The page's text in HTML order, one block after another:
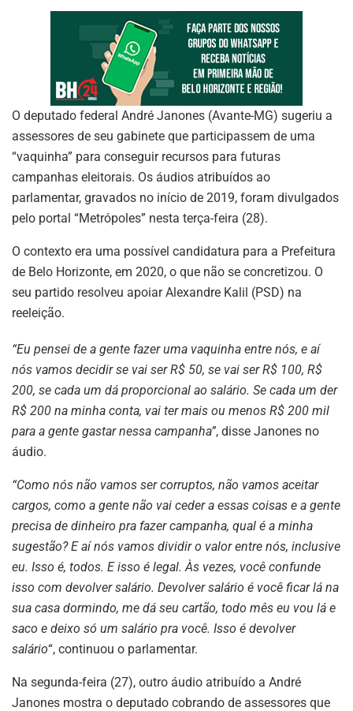
O deputado federal André Janones (Avante-MG) sugeriu a
assessores de seu gabinete que participassem de uma
“vaquinha” para conseguir recursos para futuras
campanhas eleitorais. Os áudios atribuídos ao
parlamentar, gravados no início de 2019, foram divulgados
pelo portal “Metrópoles” nesta terça-feira (28).
O contexto era uma possível candidatura para a Prefeitura
de Belo Horizonte, em 2020, o que não se concretizou. O
seu partido resolveu apoiar Alexandre Kalil (PSD) na
reeleição.
“Eu pensei de a gente fazer uma vaquinha entre nós, e aí
nós vamos decidir se vai ser R$ 50, se vai ser R$ 100, R$
200, se cada um dá proporcional ao salário. Se cada um der
R$ 200 na minha conta, vai ter mais ou menos R$ 200 mil
para a gente gastar nessa campanha”, disse Janones no
áudio.
“Como nós não vamos ser corruptos, não vamos aceitar
cargos, como a gente não vai ceder a essas coisas e a gente
precisa de dinheiro pra fazer campanha, qual é a minha
sugestão? E aí nós vamos dividir o valor entre nós, inclusive
eu. Isso é, todos. E isso é legal. Às vezes, você confunde
isso com devolver salário. Devolver salário é você ficar lá na
sua casa dormindo, me dá seu cartão, todo mês eu vou lá e
saco e deixo só um salário pra você. Isso é devolver
salário“, continuou o parlamentar.
Na segunda-feira (27), outro áudio atribuído a André
Janones mostra o deputado cobrando de assessores que